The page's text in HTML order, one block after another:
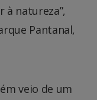
à natureza”,
Pantanal,
veio de um